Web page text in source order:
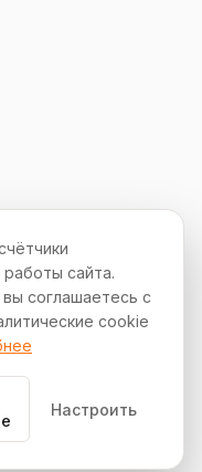
защищены.
сайта.
соглашаетесь с
cookie
Настроить